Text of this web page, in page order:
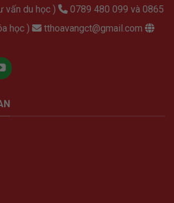
vấn du học )
0789 480 099 và 0865
học )
tthoavangct@gmail.com